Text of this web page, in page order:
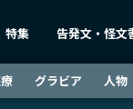
特集 告発文・怪文
グラビア 人物